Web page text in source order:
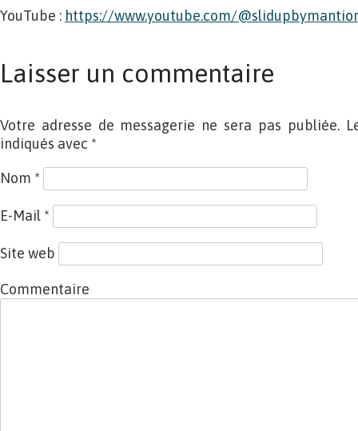
YouTube : https://www.youtube.com/
Laisser un commentaire
Votre adresse de messagerie ne sera pas publiée.
indiqués avec *
Nom *
E-Mail *
Site web
Commentaire